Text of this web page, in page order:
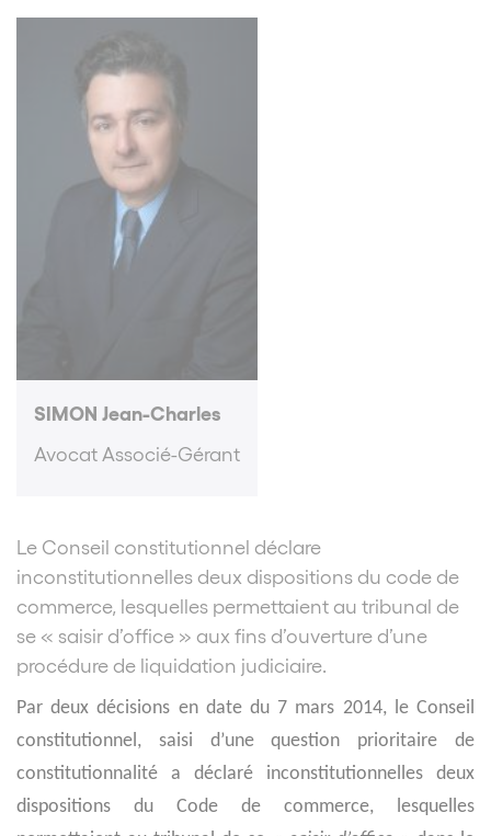
SIMON Jean-Charles
Avocat Associé-Gérant
Le Conseil constitutionnel déclare
inconstitutionnelles deux dispositions du code de
commerce, lesquelles permettaient au tribunal de
se « saisir d’office » aux fins d’ouverture d’une
procédure de liquidation judiciaire.
Par deux décisions en date du 7 mars 2014, le Conseil
constitutionnel, saisi d’une question prioritaire de
constitutionnalité a déclaré inconstitutionnelles deux
dispositions du Code de commerce, lesquelles